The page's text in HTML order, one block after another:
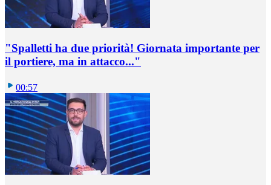
"Spalletti ha due priorità! Giornata importante per
il portiere, ma in attacco..."
00:57